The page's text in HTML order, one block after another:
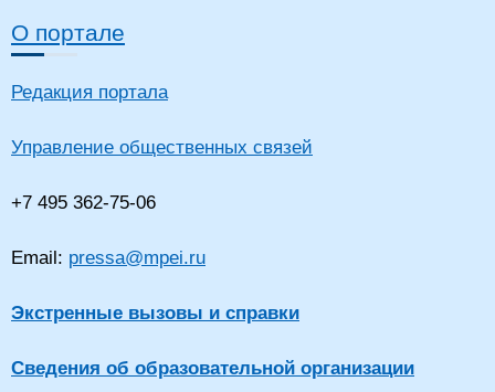
О портале
Редакция портала
Управление общественных связей
+7 495 362-75-06
Email: pressa@mpei.ru
Экстренные вызовы и справки
Сведения об образовательной организации